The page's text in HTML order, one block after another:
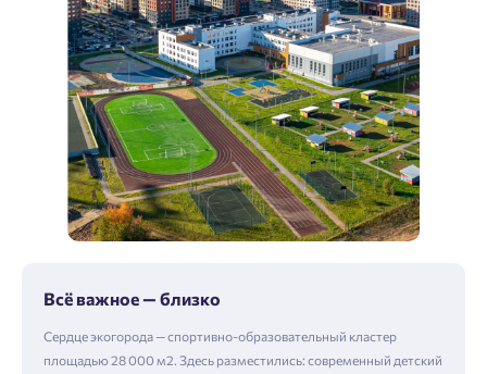
Всё важное — близко
Сердце экогорода — спортивно-образовательный кластер
площадью 28 000 м2. Здесь разместились: современный детский